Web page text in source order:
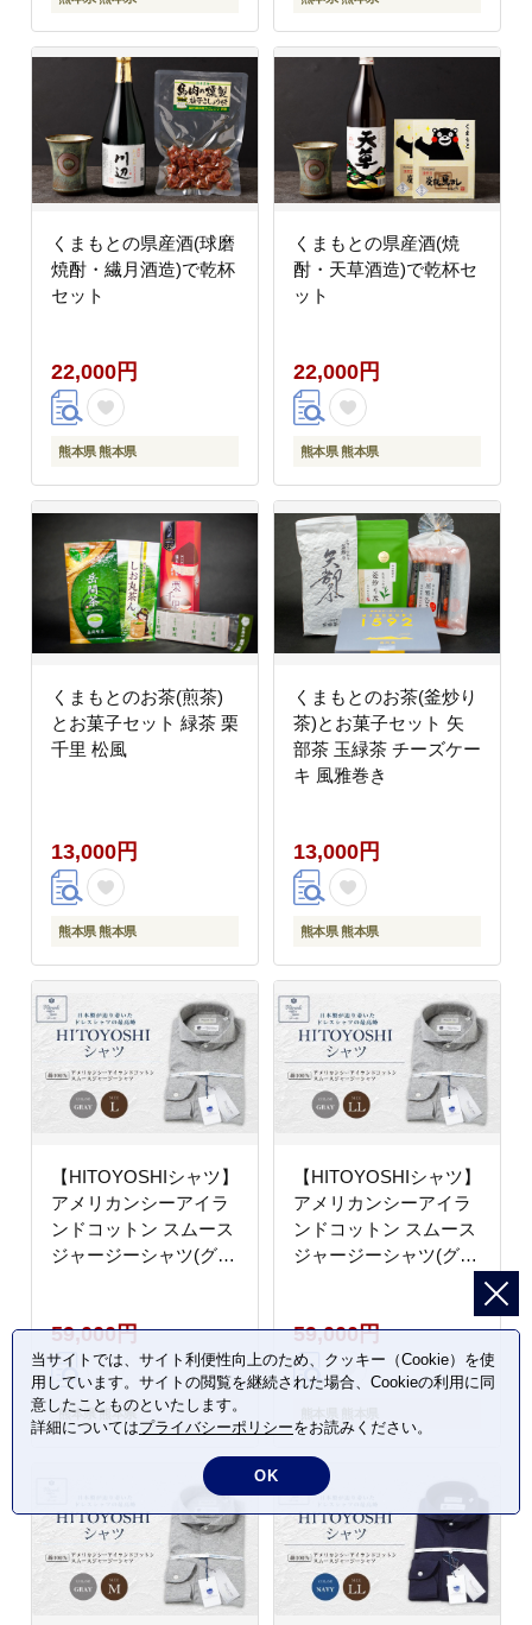
くまもとの県産酒(球磨
焼酎・繊月酒造)で乾杯
セット
22,000円
熊本県 熊本県
くまもとの県産酒(焼
酎・天草酒造)で乾杯セ
ット
22,000円
熊本県 熊本県
くまもとのお茶(煎茶)
とお菓子セット 緑茶 栗
千里 松風
13,000円
熊本県 熊本県
くまもとのお茶(釜炒り
茶)とお菓子セット 矢
部茶 玉緑茶 チーズケー
キ 風雅巻き
13,000円
熊本県 熊本県
【HITOYOSHIシャツ】
アメリカンシーアイラ
ンドコットン スムース
ジャージーシャツ(グレ
59,000円
熊本県 熊本県
【HITOYOSHIシャツ】
アメリカンシーアイラ
ンドコットン スムース
ジャージーシャツ(グレ
59,000円
当サイトでは、サイト利便性向上のため、クッキー（Cookie）を使
用しています。サイトの閲覧を継続された場合、Cookieの利用に同
意したことものといたします。
詳細についてはプライバシーポリシーをお読みください。
OK